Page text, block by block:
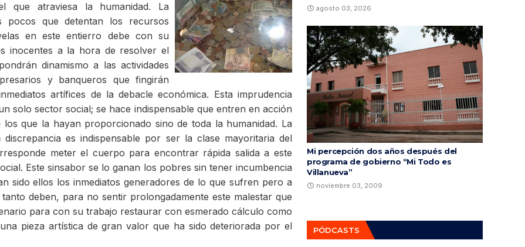
que atraviesa la humanidad. La
pocos que detentan los recursos
en este entierro debe con su
inocentes a la hora de resolver el
dinamismo a las actividades
y banqueros que fingirán
artífices de la debacle económica. Esta imprudencia
solo sector social; se hace indispensable que entren en acción
que la hayan proporcionado sino de toda la humanidad. La
es indispensable por ser la clase mayoritaria del
meter el cuerpo para encontrar rápida salida a este
Este sinsabor se lo ganan los pobres sin tener incumbencia
sido ellos los inmediatos generadores de lo que sufren pero a
deben, para no sentir prolongadamente este malestar que
para con su trabajo restaurar con esmerado cálculo como
pieza artística de gran valor que ha sido deteriorada por el
agosto 03, 2026
Mi percepción dos años después del
programa de gobierno “Mi Todo es
Villanueva”
noviembre 03, 2009
PÓDCASTS